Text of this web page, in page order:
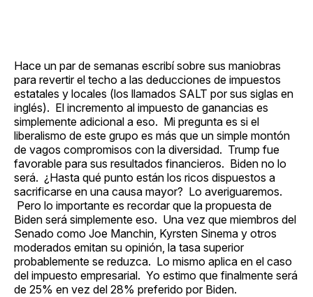
Hace un par de semanas escribí sobre sus maniobras
para revertir el techo a las deducciones de impuestos
estatales y locales (los llamados SALT por sus siglas en
inglés). El incremento al impuesto de ganancias es
simplemente adicional a eso. Mi pregunta es si el
liberalismo de este grupo es más que un simple montón
de vagos compromisos con la diversidad. Trump fue
favorable para sus resultados financieros. Biden no lo
será. ¿Hasta qué punto están los ricos dispuestos a
sacrificarse en una causa mayor? Lo averiguaremos.
Pero lo importante es recordar que la propuesta de
Biden será simplemente eso. Una vez que miembros del
Senado como Joe Manchin, Kyrsten Sinema y otros
moderados emitan su opinión, la tasa superior
probablemente se reduzca. Lo mismo aplica en el caso
del impuesto empresarial. Yo estimo que finalmente será
de 25% en vez del 28% preferido por Biden.